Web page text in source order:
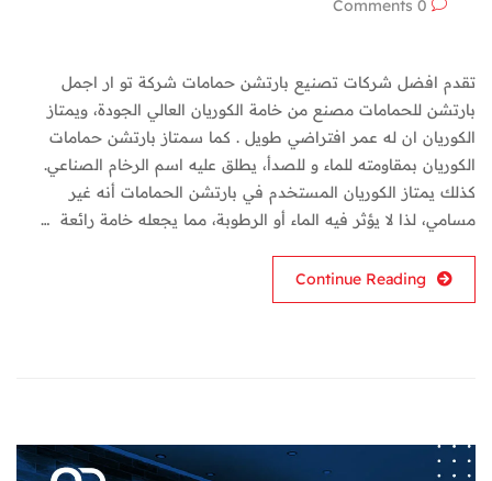
تقدم افضل شركات تصنيع بارتشن حمامات شركة تو ار اجمل
بارتشن للحمامات مصنع من خامة الكوريان العالي الجودة، ويمتاز
الكوريان ان له عمر افتراضي طويل . كما سمتاز بارتشن حمامات
الكوريان بمقاومته للماء و للصدأ، يطلق عليه اسم الرخام الصناعي.
كذلك يمتاز الكوريان المستخدم في بارتشن الحمامات أنه غير
مسامي، لذا لا يؤثر فيه الماء أو الرطوبة، مما يجعله خامة رائعة …
Continue Reading